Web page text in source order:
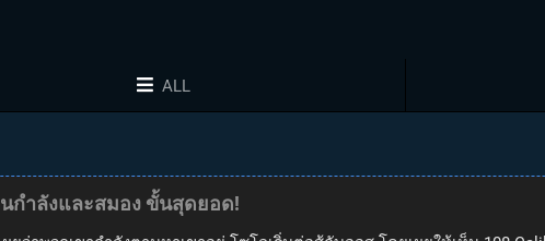
ALL
กำลังและสมอง ขั้นสุดยอด!